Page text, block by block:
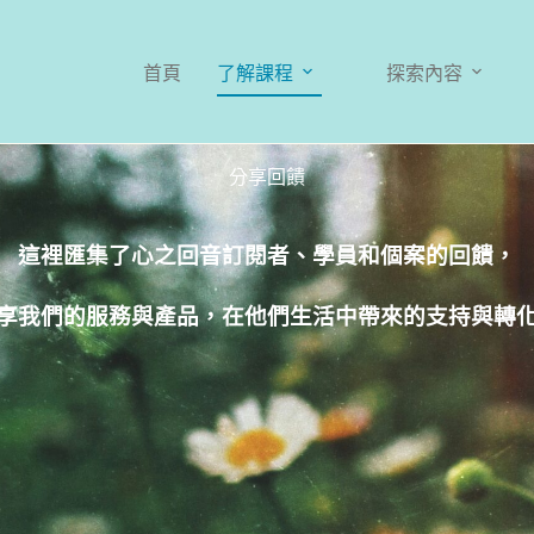
首頁 了解課程 探索內容
分享回饋
這裡匯集了心之回音訂閱者、學員和個案的回饋，
我們的服務與產品，在他們生活中帶來的支持與轉